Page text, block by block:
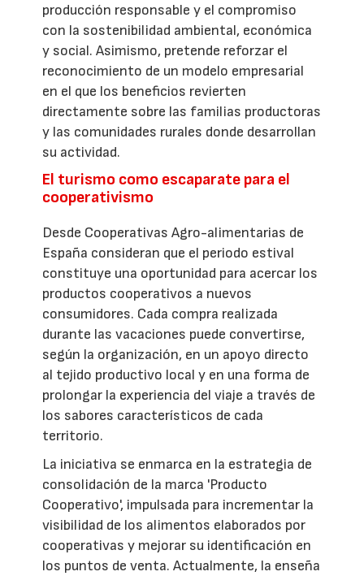
producción responsable y el compromiso
con la sostenibilidad ambiental, económica
y social. Asimismo, pretende reforzar el
reconocimiento de un modelo empresarial
en el que los beneficios revierten
directamente sobre las familias productoras
y las comunidades rurales donde desarrollan
su actividad.
El turismo como escaparate para el
cooperativismo
Desde Cooperativas Agro-alimentarias de
España consideran que el periodo estival
constituye una oportunidad para acercar los
productos cooperativos a nuevos
consumidores. Cada compra realizada
durante las vacaciones puede convertirse,
según la organización, en un apoyo directo
al tejido productivo local y en una forma de
prolongar la experiencia del viaje a través de
los sabores característicos de cada
territorio.
La iniciativa se enmarca en la estrategia de
consolidación de la marca 'Producto
Cooperativo', impulsada para incrementar la
visibilidad de los alimentos elaborados por
cooperativas y mejorar su identificación en
los puntos de venta. Actualmente, la enseña